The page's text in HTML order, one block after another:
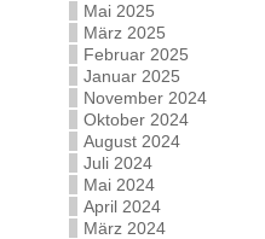
Mai 2025
März 2025
Februar 2025
Januar 2025
November 2024
Oktober 2024
August 2024
Juli 2024
Mai 2024
April 2024
März 2024